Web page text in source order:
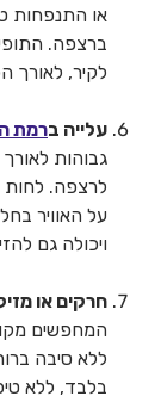
או התנפחות
ברצפה.
לקיר, לאורך
עלייה ברמת
גבוהות
לרצפה.
על האוויר
ויכולה גם
חרקים או
המחפשים
ללא סיבה
בלבד, ללא